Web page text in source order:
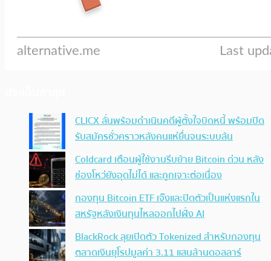
CLICX ลั่นพร้อมดำเนินคดีผู้ตั้งใจบิดหนี้ พร้อมปิด
รับสมัครชั่วคราวหลังคนแห่ยื่นจนระบบล้น
Coldcard เตือนผู้ใช้งานรีบย้าย Bitcoin ด่วน หลัง
ช่องโหว่ยังอุดไม่ได้ และถูกเจาะต่อเนื่อง
กองทุน Bitcoin ETF เจ๊งและปิดตัวเป็นแห่งแรกใน
สหรัฐหลังเงินทุนไหลออกไปฝั่ง AI
BlackRock ลุยเปิดตัว Tokenized สำหรับกองทุน
ตลาดเงินยุโรปมูลค่า 3.11 แสนล้านดอลลาร์